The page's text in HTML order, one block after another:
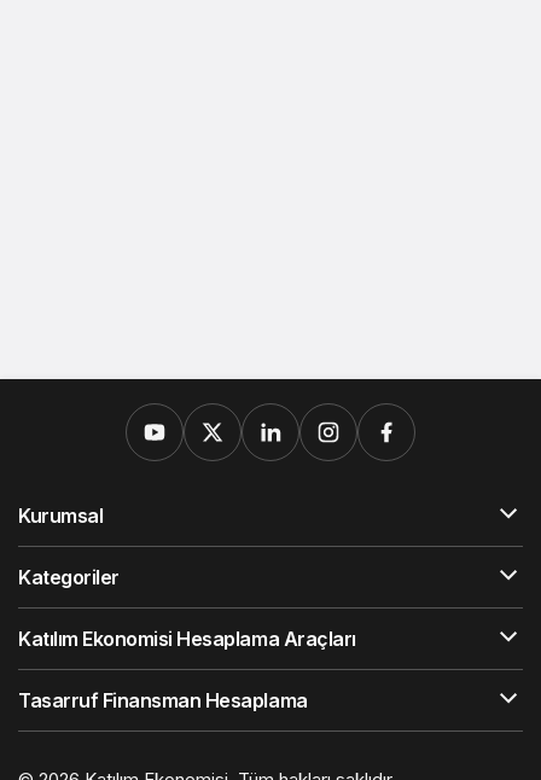
Kurumsal
Kategoriler
Katılım Ekonomisi Hesaplama Araçları
Tasarruf Finansman Hesaplama